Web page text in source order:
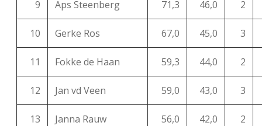
9 Aps Steenberg 71,3 46,0 2
10 Gerke Ros 67,0 45,0 3
11 Fokke de Haan 59,3 44,0 2
12 Jan vd Veen 59,0 43,0 3
13 Janna Rauw 56,0 42,0 2